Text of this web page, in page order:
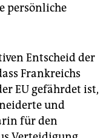
persönliche
Entscheid der
Frankreichs
EU gefährdet ist,
und
für den